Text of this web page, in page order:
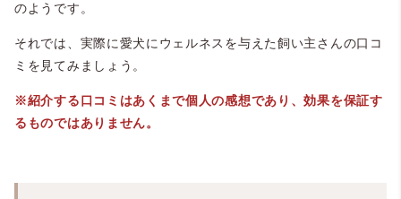
のようです。
それでは、実際に愛犬にウェルネスを与えた飼い主さんの口コ
ミを見てみましょう。
※紹介する口コミはあくまで個人の感想であり、効果を保証す
るものではありません。